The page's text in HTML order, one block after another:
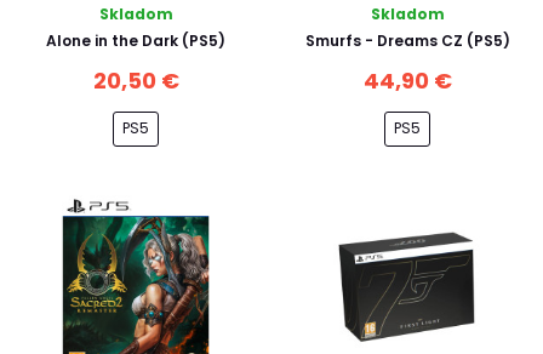
Skladom
Alone in the Dark (PS5)
20,50 €
PS5
Skladom
Smurfs - Dreams CZ (PS5)
44,90 €
PS5